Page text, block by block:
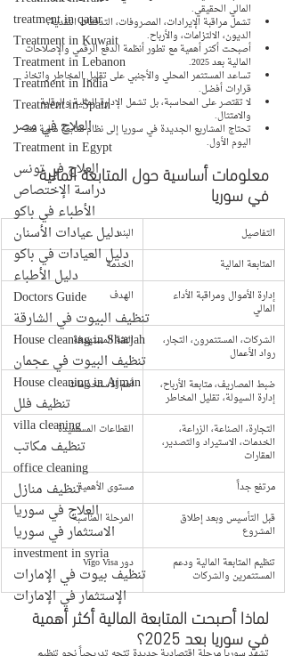
treatment in qatar
Treatment in Kuwait
Treatment in Lebanon
Treatment in India
Treatment in Spain
العلاج في مصر
Treatment in Egypt
العلاج في تونس
دراسة الإختصاص
الأطباء في باكو
دليل عيادات الأسنان
دليل العيادات في باكو
دليل الأطباء
Doctors Guide
تنظيف البيوت في الشارقة
House cleaning in Sharjah
تنظيف البيوت في عجمان
House cleaning in Ajman
تنظيف فلل
villa cleaning
تنظيف مكاتب
office cleaning
تنظيف منازل
العلاج في سوريا
الاستثمار في سوريا
investment in syria
تنظيف بيوت في الإمارات
الإستثمار في الإمارات
المالي الحقيقي.
تشمل مراقبة الإيرادات، المصروفات، التدفقات النقدية،
الديون، الالتزامات، والأرباح.
أصبحت أكثر أهمية مع تطور أنظمة الدفع الرقمي والإصلاحات
المالية بعد 2025.
تساعد المستثمر المحلي والأجنبي على تقليل المخاطر واتخاذ
قرارات أفضل.
لا تقتصر على المحاسبة، بل تشمل الإدارة المالية والرقابة
والامتثال.
تحتاج المشاريع الجديدة في سوريا إلى نظام متابعة مالية منذ
اليوم الأول.
معلومات أساسية حول المتابعة المالية
في سوريا
البند
التفاصيل
الخدمة
المتابعة المالية
الهدف
إدارة الأموال ومراقبة الأداء
المالي
الفئة المستهدفة
الشركات، المستثمرون، التجار،
رواد الأعمال
أهم الاستخدامات
ضبط المصاريف، متابعة الأرباح،
إدارة السيولة، تقليل المخاطر
القطاعات المستفيدة
التجارة، الصناعة، الزراعة،
الخدمات، الاستيراد والتصدير،
العقارات
مستوى الأهمية
مرتفع جداً
المرحلة المناسبة
قبل التأسيس وبعد إطلاق
المشروع
دور Vigo Visa
تنظيم المتابعة المالية ودعم
المستثمرين والشركات
لماذا أصبحت المتابعة المالية أكثر أهمية
في سوريا بعد 2025؟